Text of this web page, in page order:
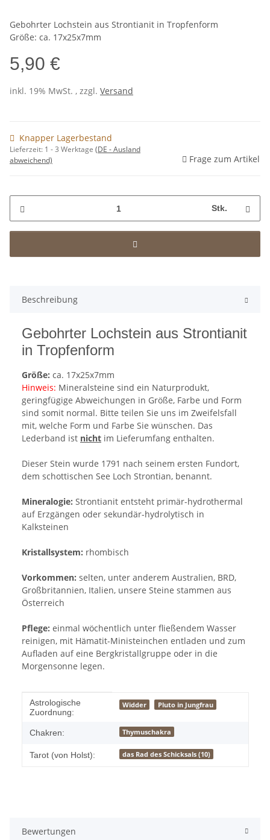
Gebohrter Lochstein aus Strontianit in Tropfenform
Größe: ca. 17x25x7mm
5,90 €
inkl. 19% MwSt. , zzgl. Versand
Knapper Lagerbestand
Lieferzeit: 1 - 3 Werktage (DE - Ausland
abweichend)
Frage zum Artikel
Stk.
Beschreibung
Gebohrter Lochstein aus Strontianit
in Tropfenform
Größe: ca. 17x25x7mm
Hinweis: Mineralsteine sind ein Naturprodukt,
geringfügige Abweichungen in Größe, Farbe und Form
sind somit normal. Bitte teilen Sie uns im Zweifelsfall
mit, welche Form und Farbe Sie wünschen. Das
Lederband ist nicht im Lieferumfang enthalten.
Dieser Stein wurde 1791 nach seinem ersten Fundort,
dem schottischen See Loch Strontian, benannt.
Mineralogie: Strontianit entsteht primär-hydrothermal
auf Erzgängen oder sekundär-hydrolytisch in
Kalksteinen
Kristallsystem: rhombisch
Vorkommen: selten, unter anderem Australien, BRD,
Großbritannien, Italien, unsere Steine stammen aus
Österreich
Pflege: einmal wöchentlich unter fließendem Wasser
reinigen, mit Hämatit-Ministeinchen entladen und zum
Aufladen auf eine Bergkristallgruppe oder in die
Morgensonne legen.
Produkteigenschaft
Wert
Astrologische
Zuordnung:
Widder Pluto in Jungfrau
Chakren: Thymuschakra
Tarot (von Holst): das Rad des Schicksals (10)
Bewertungen